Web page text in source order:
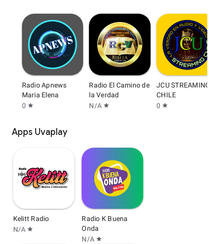
Radio Apnews
Maria Elena
0 star
Radio El Camino de
la Verdad
N/A star
JCU STREAMING
CHILE
0 star
Apps Uvaplay
Kelitt Radio
N/A star
Radio K Buena
Onda
N/A star